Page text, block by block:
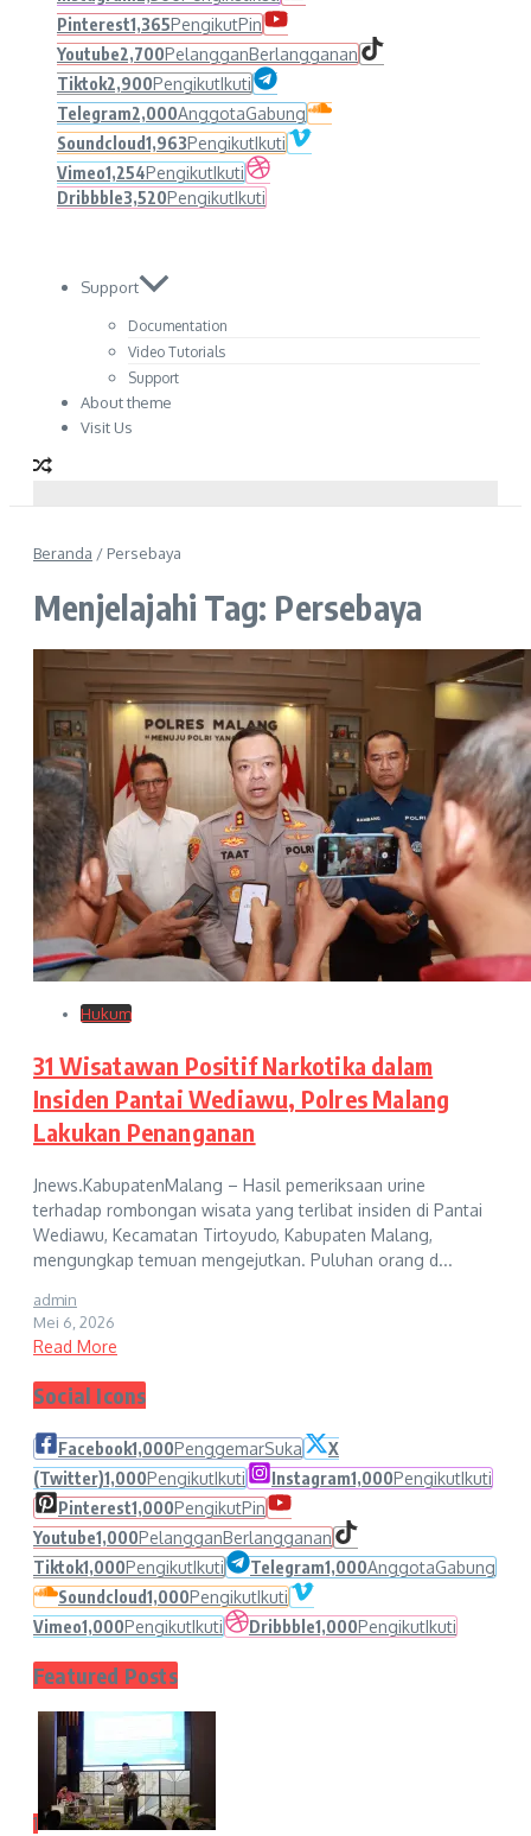
Pinterest1,365PengikutPin
Youtube2,700PelangganBerlangganan
Tiktok2,900PengikutIkuti
Telegram2,000AnggotaGabung
Soundcloud1,963PengikutIkuti
Vimeo1,254PengikutIkuti
Dribbble3,520PengikutIkuti
Support
Documentation
Video Tutorials
Support
About theme
Visit Us
Beranda / Persebaya
Menjelajahi Tag: Persebaya
Hukum
31 Wisatawan Positif Narkotika dalam
Insiden Pantai Wediawu, Polres Malang
Lakukan Penanganan
Jnews.KabupatenMalang – Hasil pemeriksaan urine
terhadap rombongan wisata yang terlibat insiden di Pantai
Wediawu, Kecamatan Tirtoyudo, Kabupaten Malang,
mengungkap temuan mengejutkan. Puluhan orang d...
admin
Mei 6, 2026
Read More
Social Icons
Facebook1,000PenggemarSuka
X
(Twitter)1,000PengikutIkuti Instagram1,000PengikutIkuti
Pinterest1,000PengikutPin
Youtube1,000PelangganBerlangganan
Tiktok1,000PengikutIkuti Telegram1,000AnggotaGabung
Soundcloud1,000PengikutIkuti
Vimeo1,000PengikutIkuti Dribbble1,000PengikutIkuti
Featured Posts
1